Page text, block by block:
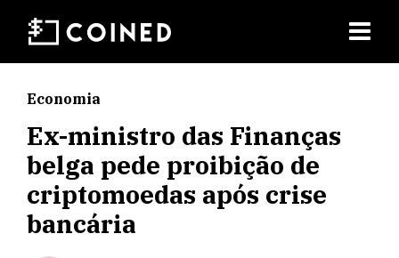
Economia
Ex-ministro das Finanças
belga pede proibição de
criptomoedas após crise
bancária